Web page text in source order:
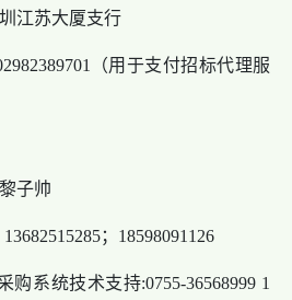
江苏大厦支行
（用于支付招标代理服
子帅
；18598091126
系统技术支持:0755-36568999 1